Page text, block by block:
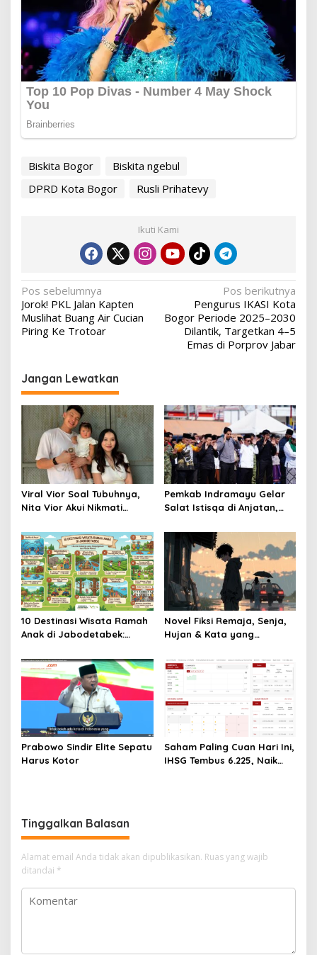
Biskita Bogor
Biskita ngebul
DPRD Kota Bogor
Rusli Prihatevy
Ikuti Kami
Navigasi
pos
Pos sebelumnya
Jorok! PKL Jalan Kapten
Muslihat Buang Air Cucian
Piring Ke Trotoar
Pos berikutnya
Pengurus IKASI Kota
Bogor Periode 2025–2030
Dilantik, Targetkan 4–5
Emas di Porprov Jabar
Jangan Lewatkan
Viral Vior Soal Tubuhnya,
Nita Vior Akui Nikmati
Pemkab Indramayu Gelar
Salat Istisqa di Anjatan,
Masyarakat Kuatkan
Ikhtiar Atasi Kekeringan
10 Destinasi Wisata Ramah
Anak di Jabodetabek:
Menyegarkan dan Penuh
Makna
Novel Fiksi Remaja, Senja,
Hujan & Kata yang
Prabowo Sindir Elite Sepatu
Harus Kotor
Saham Paling Cuan Hari Ini,
IHSG Tembus 6.225, Naik
Tinggalkan Balasan
Alamat email Anda tidak akan dipublikasikan. Ruas yang wajib
ditandai *